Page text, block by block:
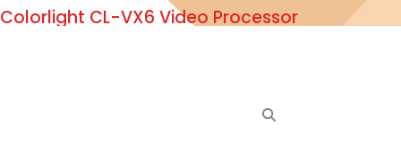
Colorlight CL-VX6 Video Processor